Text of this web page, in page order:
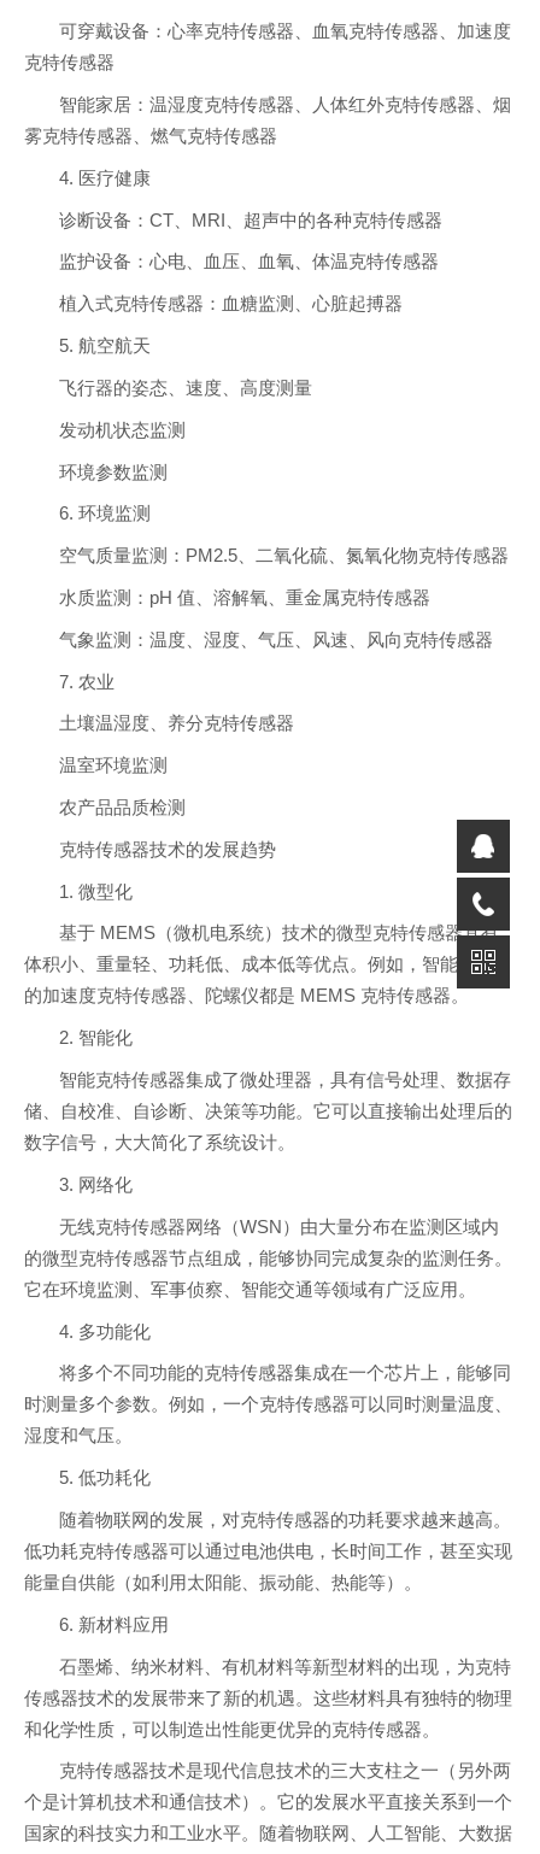
可穿戴设备：心率克特传感器、血氧克特传感器、加速度
克特传感器
智能家居：温湿度克特传感器、人体红外克特传感器、烟
雾克特传感器、燃气克特传感器
4. 医疗健康
诊断设备：CT、MRI、超声中的各种克特传感器
监护设备：心电、血压、血氧、体温克特传感器
植入式克特传感器：血糖监测、心脏起搏器
5. 航空航天
飞行器的姿态、速度、高度测量
发动机状态监测
环境参数监测
6. 环境监测
空气质量监测：PM2.5、二氧化硫、氮氧化物克特传感器
水质监测：pH 值、溶解氧、重金属克特传感器
气象监测：温度、湿度、气压、风速、风向克特传感器
7. 农业
土壤温湿度、养分克特传感器
温室环境监测
农产品品质检测
克特传感器技术的发展趋势
1. 微型化
基于 MEMS（微机电系统）技术的微型克特传感器具有
体积小、重量轻、功耗低、成本低等优点。例如，智能手机中
的加速度克特传感器、陀螺仪都是 MEMS 克特传感器。
2. 智能化
智能克特传感器集成了微处理器，具有信号处理、数据存
储、自校准、自诊断、决策等功能。它可以直接输出处理后的
数字信号，大大简化了系统设计。
3. 网络化
无线克特传感器网络（WSN）由大量分布在监测区域内
的微型克特传感器节点组成，能够协同完成复杂的监测任务。
它在环境监测、军事侦察、智能交通等领域有广泛应用。
4. 多功能化
将多个不同功能的克特传感器集成在一个芯片上，能够同
时测量多个参数。例如，一个克特传感器可以同时测量温度、
湿度和气压。
5. 低功耗化
随着物联网的发展，对克特传感器的功耗要求越来越高。
低功耗克特传感器可以通过电池供电，长时间工作，甚至实现
能量自供能（如利用太阳能、振动能、热能等）。
6. 新材料应用
石墨烯、纳米材料、有机材料等新型材料的出现，为克特
传感器技术的发展带来了新的机遇。这些材料具有独特的物理
和化学性质，可以制造出性能更优异的克特传感器。
克特传感器技术是现代信息技术的三大支柱之一（另外两
个是计算机技术和通信技术）。它的发展水平直接关系到一个
国家的科技实力和工业水平。随着物联网、人工智能、大数据